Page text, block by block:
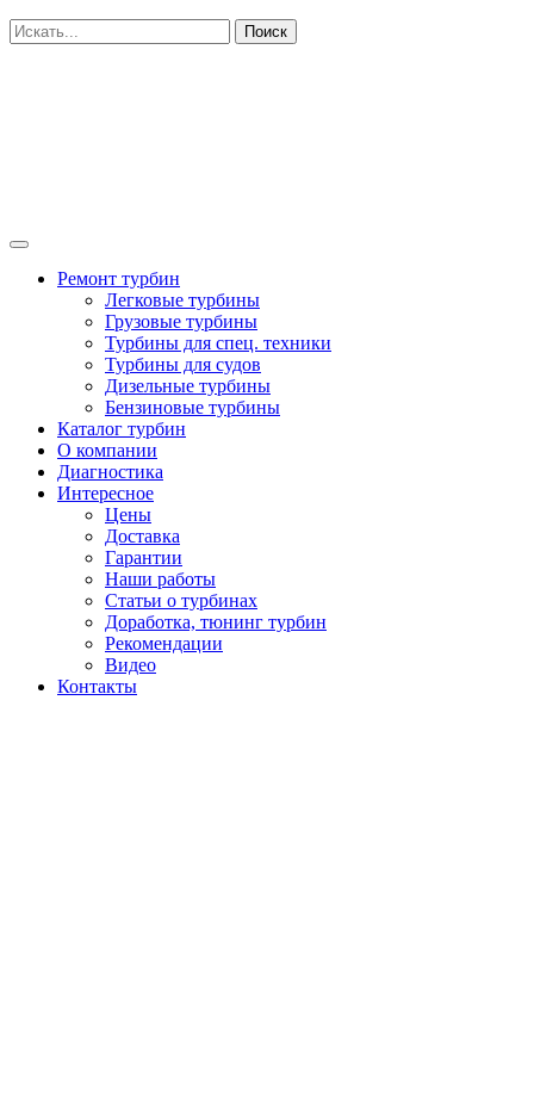
Поиск
Ремонт турбин
Легковые турбины
Грузовые турбины
Турбины для спец. техники
Турбины для судов
Дизельные турбины
Бензиновые турбины
Каталог турбин
О компании
Диагностика
Интересное
Цены
Доставка
Гарантии
Наши работы
Статьи о турбинах
Доработка, тюнинг турбин
Рекомендации
Видео
Контакты